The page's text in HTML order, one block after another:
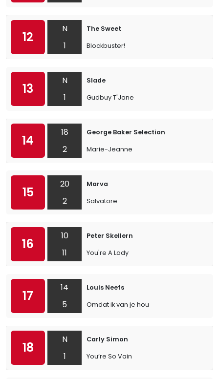
12
N
1
The Sweet
Blockbuster!
13
N
1
Slade
Gudbuy T'Jane
14
18
2
George Baker Selection
Marie-Jeanne
15
20
2
Marva
Salvatore
16
10
11
Peter Skellern
You're A Lady
17
14
5
Louis Neefs
Omdat ik van je hou
18
N
1
Carly Simon
You’re So Vain